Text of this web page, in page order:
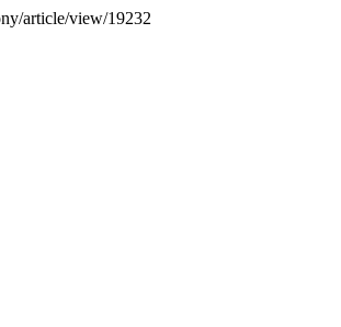
article/view/19232